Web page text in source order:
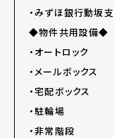
・みずほ銀行動
◆物件共用設備◆
・オートロック
・メールボックス
・宅配ボックス
・駐輪場
・非常階段